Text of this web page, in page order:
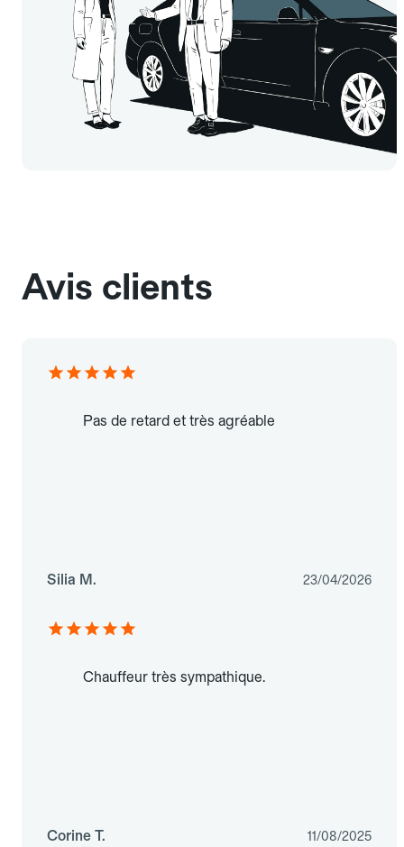
Avis clients
Pas de retard et très agréable
Silia M. 23/04/2026
Chauffeur très sympathique.
Corine T. 11/08/2025